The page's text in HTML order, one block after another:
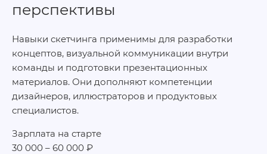
перспективы
Навыки скетчинга применимы для разработки
концептов, визуальной коммуникации внутри
команды и подготовки презентационных
материалов. Они дополняют компетенции
дизайнеров, иллюстраторов и продуктовых
специалистов.
Зарплата на старте
30 000 – 60 000 ₽